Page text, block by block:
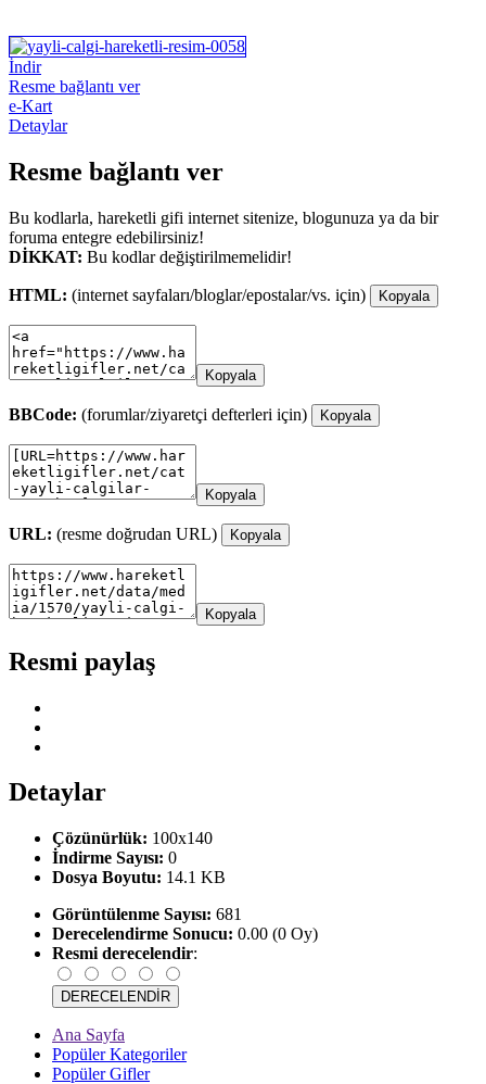
İndir
Resme bağlantı ver
e-Kart
Detaylar
Resme bağlantı ver
Bu kodlarla, hareketli gifi internet sitenize, blogunuza ya da bir
foruma entegre edebilirsiniz!
DİKKAT: Bu kodlar değiştirilmemelidir!
HTML: (internet sayfaları/bloglar/epostalar/vs. için) Kopyala
Kopyala
BBCode: (forumlar/ziyaretçi defterleri için) Kopyala
Kopyala
URL: (resme doğrudan URL) Kopyala
Kopyala
Resmi paylaş
Detaylar
Çözünürlük: 100x140
İndirme Sayısı: 0
Dosya Boyutu: 14.1 KB
Görüntülenme Sayısı: 681
Derecelendirme Sonucu: 0.00 (0 Oy)
Resmi derecelendir:
Ana Sayfa
Popüler Kategoriler
Popüler Gifler